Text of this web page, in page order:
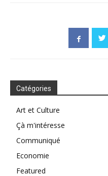
Catégories
Art et Culture
Çà m'intéresse
Communiqué
Economie
Featured